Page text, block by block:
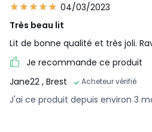
04/03/2023
Très beau lit
Lit de bonne qualité et très joli.
Je recommande ce produit
Jane22 , Brest Acheteur vérifié
J'ai ce produit depuis environ 3